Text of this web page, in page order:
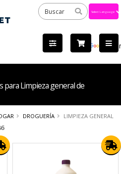
by
para Limpieza general de
DROGUERÍA LIMPIEZA GENERAL